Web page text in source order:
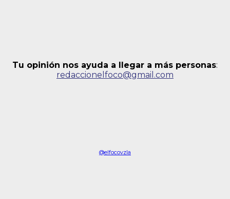
Tu opinión nos ayuda a llegar a más personas:
redaccionelfoco@gmail.com
@elfocovzla